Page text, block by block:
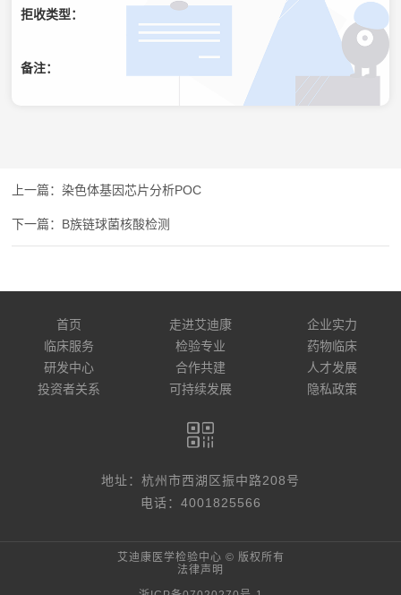
拒收类型：
备注：
染色体基因芯片分析POC
B族链球菌核酸检测
首页 走进艾迪康
企业实力
临床服务
检验专业
药物临床
研发中心
合作共建
人才发展
投资者关系
可持续发展 隐私政策
地址：杭州市西湖区振中路208号
电话：4001825566
艾迪康医学检验中心 © 版权所有
法律声明